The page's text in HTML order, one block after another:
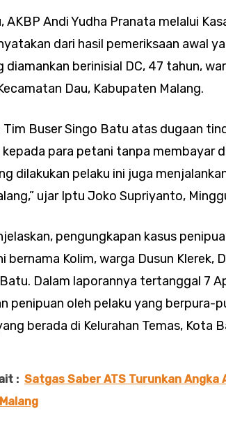
AKBP Andi Yudha Pranata melalui
dari hasil pemeriksaan awal
diamankan berinisial DC, 47 tahun,
Dau, Kabupaten Malang.
Tim Buser Singo Batu atas dugaan
para petani tanpa membayar
dilakukan pelaku ini juga
ujar Iptu Joko Supriyanto,
pengungkapan kasus
bernama Kolim, warga Dusun Klerek,
Dalam laporannya tertanggal 7
penipuan oleh pelaku yang berpura-
berada di Kelurahan Temas, Kota
: Satgas Saber ATS Turunkan Angka